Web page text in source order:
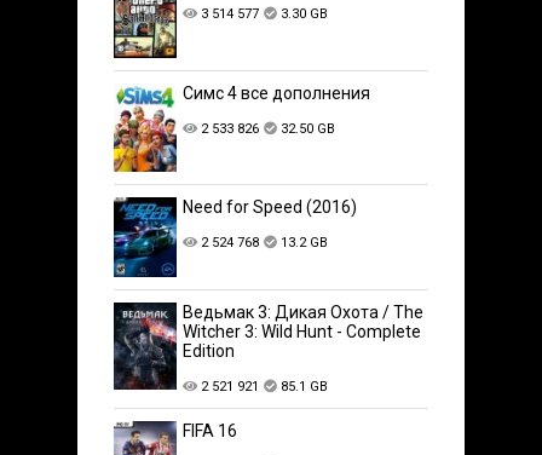
3 514 577 3.30 GB
Симс 4 все дополнения
2 533 826 32.50 GB
Need for Speed (2016)
2 524 768 13.2 GB
Ведьмак 3: Дикая Охота / The
Witcher 3: Wild Hunt - Complete
Edition
2 521 921 85.1 GB
FIFA 16